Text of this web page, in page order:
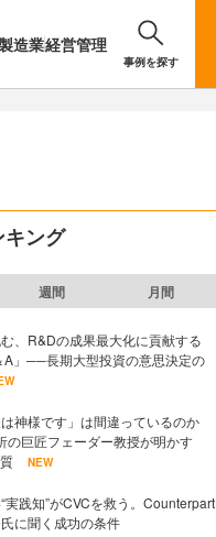
造業経営管理
事例を探す
ング
週間 月間
、R&Dの成果最大化に貢献する
A」──長期大型投資の意思決定の
神様です」は間違っているのか
巨匠フェーダー教授が明かす
NEW
実践知”がCVCを救う。Counterpart
に聞く成功の条件